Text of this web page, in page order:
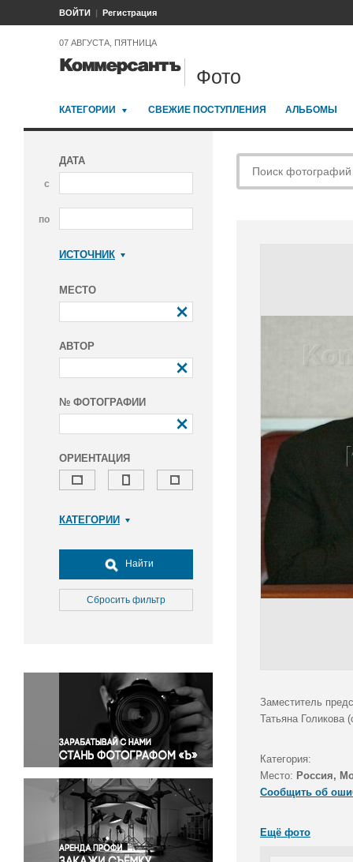
ВОЙТИ Регистрация
07 АВГУСТА, ПЯТНИЦА
Фото
КАТЕГОРИИ СВЕЖИЕ ПОСТУПЛЕНИЯ АЛЬБОМЫ
ДАТА
с
по
ИСТОЧНИК
МЕСТО
АВТОР
№ ФОТОГРАФИИ
ОРИЕНТАЦИЯ
КАТЕГОРИИ
Досуг, туризм и отдых
Культура
Медицина
Окружающая среда
Политика
Правосудие
Происшествия и конфликты
Религия
Светская жизнь
Спорт
Экология
Экономика и бизнес
Найти
Сбросить фильтр
Заместитель
Татьяна Голикова
Категория:
Место: Россия,
Сообщить об
Ещё фото